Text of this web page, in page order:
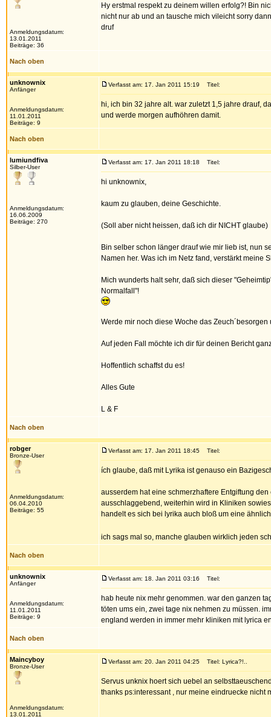
Anmeldungsdatum:
13.01.2011
Beiträge: 36
Hy erstmal respekt zu deinem willen erfolg?! Bin
nicht nur ab und an tausche mich vileicht sorry
druf
Nach oben
unknownix
Anfänger
Anmeldungsdatum:
11.01.2011
Beiträge: 9
Verfasst am: 17. Jan 2011 15:19 Titel:
hi, ich bin 32 jahre alt. war zuletzt 1,5 jahre drauf,
und werde morgen aufhöhren damit.
Nach oben
lumiundfiva
Silber-User
Anmeldungsdatum:
16.06.2009
Beiträge: 270
Verfasst am: 17. Jan 2011 18:18 Titel:
hi unknownix,
kaum zu glauben, deine Geschichte.
(Soll aber nicht heissen, daß ich dir NICHT glaube)
Bin selber schon länger drauf wie mir lieb ist, nun
Namen her. Was ich im Netz fand, verstärkt meine
Mich wunderts halt sehr, daß sich dieser
Normalfall"!
Werde mir noch diese Woche das
Auf jeden Fall möchte ich dir für deinen Bericht
Hoffentlich schaffst du es!
Alles Gute
L & F
Nach oben
robger
Bronze-User
Anmeldungsdatum:
06.04.2010
Beiträge: 55
Verfasst am: 17. Jan 2011 18:45 Titel:
ích glaube, daß mit Lyrika ist genauso ein
ausserdem hat eine schmerzhaftere Entgiftung
ausschlaggebend, weiterhin wird in Kliniken
handelt es sich bei lyrika auch bloß um eine
ich sags mal so, manche glauben wirklich jeden
Nach oben
unknownix
Anfänger
Anmeldungsdatum:
11.01.2011
Beiträge: 9
Verfasst am: 18. Jan 2011 03:16 Titel:
hab heute nix mehr genommen. war den ganzen
töten ums ein, zwei tage nix nehmen zu müssen.
england werden in immer mehr kliniken mit lyrica
Nach oben
Maincyboy
Bronze-User
Anmeldungsdatum:
13.01.2011
Verfasst am: 20. Jan 2011 04:25 Titel: Lyrica?!..
Servus unknix hoert sich uebel an
thanks ps:interessant , nur meine eindruecke nicht